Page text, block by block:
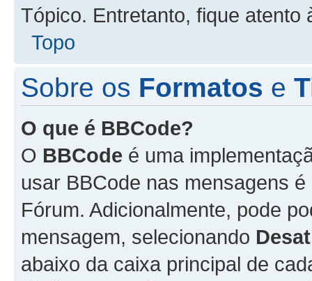
Tópico. Entretanto, fique atento
Topo
Sobre os Formatos e
O que é BBCode?
O BBCode é uma
usar BBCode nas mensagens
Fórum. Adicionalmente, pode
mensagem, selecionando
abaixo da caixa principal de